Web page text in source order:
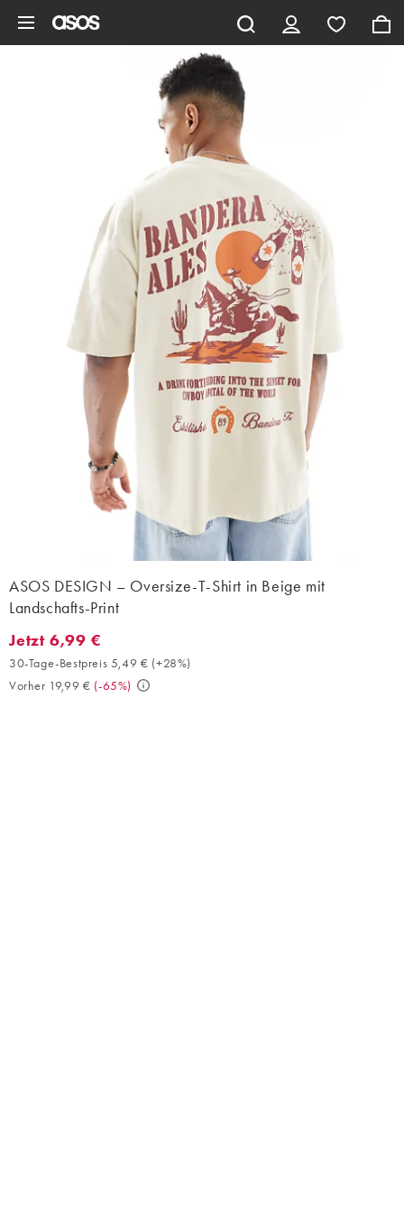
ASOS DESIGN – Oversize-T-Shirt in Beige mit
Landschafts-Print
Jetzt 6,99 €. 30-Tage-Bestpreis 5,49 € (+28%). Vorher 19,99 €.
Jetzt 6,99 €
30-Tage-Bestpreis 5,49 € (+28%)
Vorher 19,99 € (-65%)